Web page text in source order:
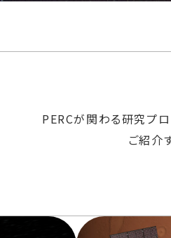
PERCが関わる研究プ
ご紹介